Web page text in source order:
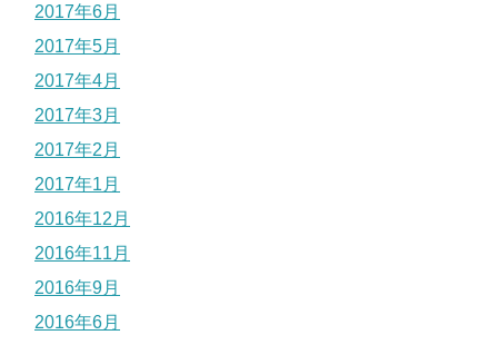
2017年6月
2017年5月
2017年4月
2017年3月
2017年2月
2017年1月
2016年12月
2016年11月
2016年9月
2016年6月